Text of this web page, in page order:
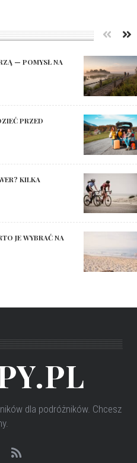
— POMYSŁ NA
PRZED
KILKA
JE WYBRAĆ NA
dla podróżników. Chcesz